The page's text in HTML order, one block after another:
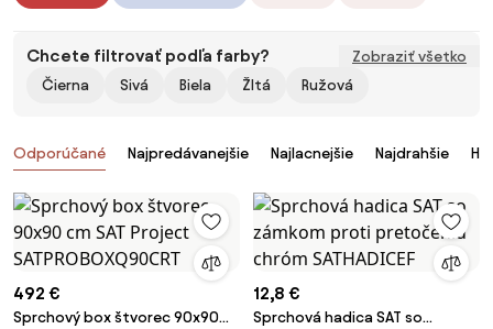
Chcete filtrovať podľa farby?
Zobraziť všetko
Čierna
Sivá Biela Žltá Ružová
Produkty
Odporúčané Najpredávanejšie Najlacnejšie Najdrahšie
492 €
Sprchový box štvorec 90x90
12,8 €
Sprchová hadica SAT so